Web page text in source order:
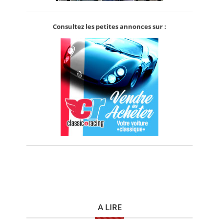
Consultez les petites annonces sur :
A LIRE